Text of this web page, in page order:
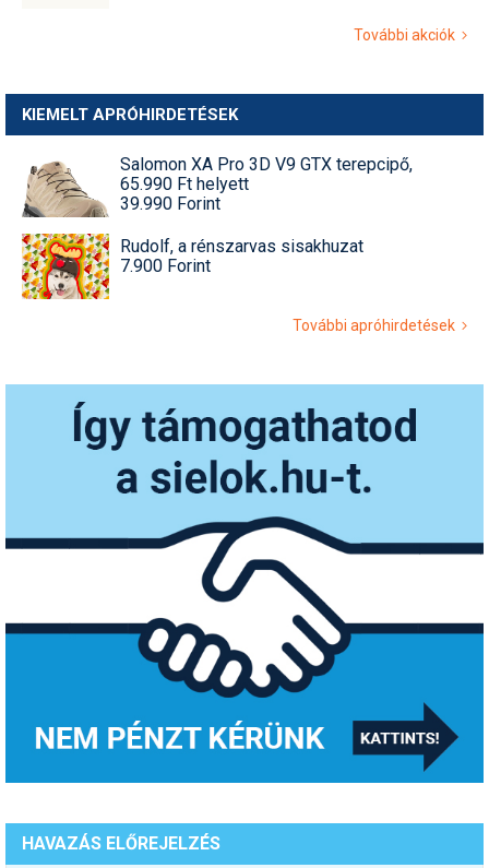
További akciók
KIEMELT APRÓHIRDETÉSEK
Salomon XA Pro 3D V9 GTX terepcipő,
65.990 Ft helyett
39.990 Forint
Rudolf, a rénszarvas sisakhuzat
7.900 Forint
További apróhirdetések
HAVAZÁS ELŐREJELZÉS